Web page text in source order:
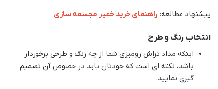
پیشنهاد مطالعه: راهنمای خرید خمیر مجسمه سازی
انتخاب رنگ و طرح
اینکه مداد تراش رومیزی شما از چه رنگ و طرحی برخوردار
باشد، نکته ای است که خودتان باید در خصوص آن تصمیم
گیری نمایید.